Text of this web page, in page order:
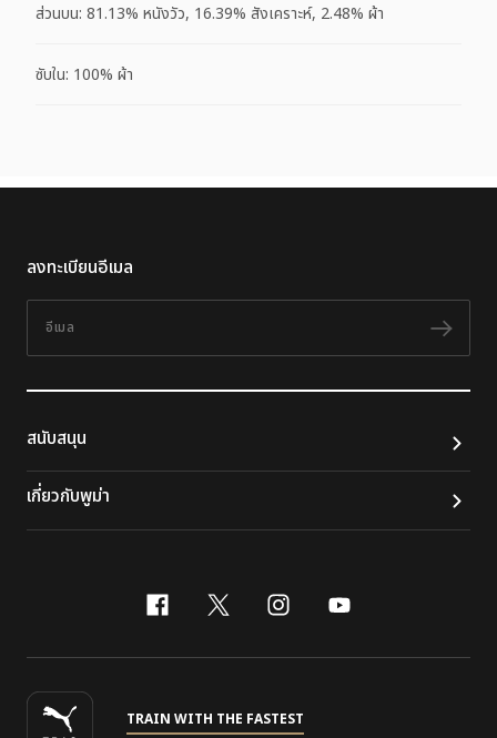
ส่วนบน: 81.13% หนังวัว, 16.39% สังเคราะห์, 2.48% ผ้า
ซับใน: 100% ผ้า
ลงทะเบียนอีเมล
ติดต
สนับสนุน
เกี่ยวกับพูม่า
facebook
x-twitter
instagram
youtube
TRAIN WITH THE FASTEST